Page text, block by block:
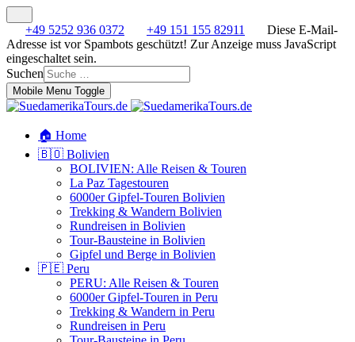
+49 5252 936 0372 +49 151 155 82911
Diese E-Mail-
Adresse ist vor Spambots geschützt! Zur Anzeige muss JavaScript
eingeschaltet sein.
Suchen
Mobile Menu Toggle
🏠 Home
🇧🇴 Bolivien
BOLIVIEN: Alle Reisen & Touren
La Paz Tagestouren
6000er Gipfel-Touren Bolivien
Trekking & Wandern Bolivien
Rundreisen in Bolivien
Tour-Bausteine in Bolivien
Gipfel und Berge in Bolivien
🇵🇪 Peru
PERU: Alle Reisen & Touren
6000er Gipfel-Touren in Peru
Trekking & Wandern in Peru
Rundreisen in Peru